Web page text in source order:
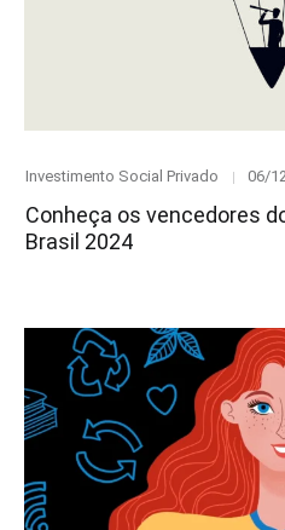
Category
Investimento Social Privado 06/
Conheça os vencedores
Brasil 2024